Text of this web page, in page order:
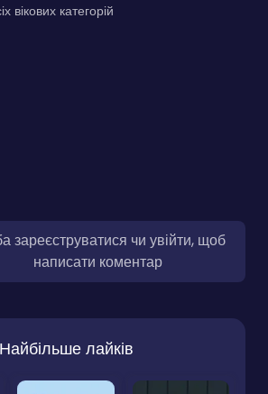
вікових категорій
зареєструватися чи увійти, щоб
написати коментар
Найбільше лайків